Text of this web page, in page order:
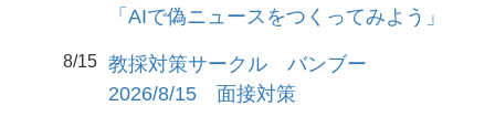
「AIで偽ニュースをつくってみよう」
8/15 教採対策サークル バンブー
2026/8/15 面接対策